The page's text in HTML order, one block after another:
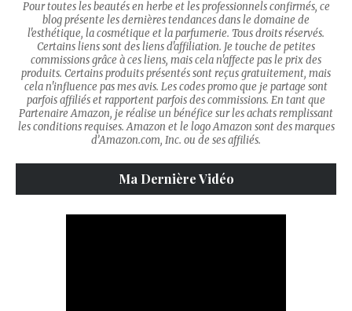
Pour toutes les beautés en herbe et les professionnels confirmés, ce
blog présente les dernières tendances dans le domaine de
l'esthétique, la cosmétique et la parfumerie. Tous droits réservés.
Certains liens sont des liens d'affiliation. Je touche de petites
commissions grâce à ces liens, mais cela n'affecte pas le prix des
produits. Certains produits présentés sont reçus gratuitement, mais
cela n'influence pas mes avis. Les codes promo que je partage sont
parfois affiliés et rapportent parfois des commissions. En tant que
Partenaire Amazon, je réalise un bénéfice sur les achats remplissant
les conditions requises. Amazon et le logo Amazon sont des marques
d’Amazon.com, Inc. ou de ses affiliés.
Ma Dernière Vidéo